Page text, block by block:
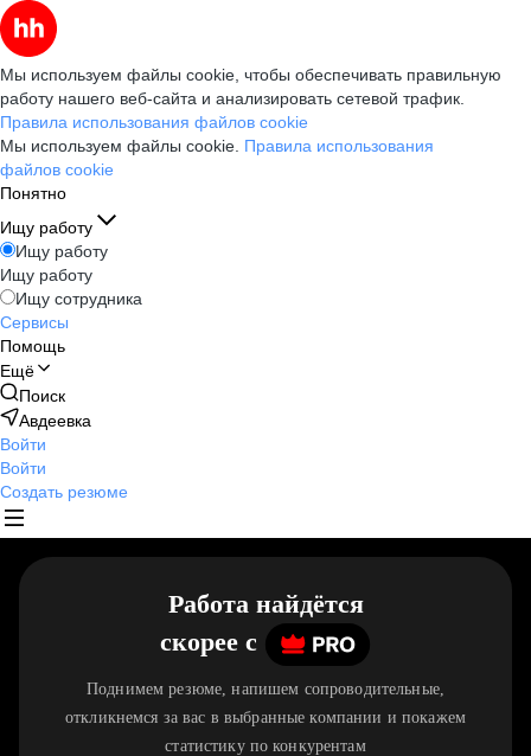
Мы используем файлы cookie, чтобы обеспечивать правильную
работу нашего веб-сайта и анализировать сетевой трафик.
Правила использования файлов cookie
Мы используем файлы cookie. Правила использования
файлов cookie
Понятно
Ищу работу
Ищу работу
Ищу работу
Ищу сотрудника
Сервисы
Помощь
Ещё
Поиск
Авдеевка
Войти
Войти
Создать резюме
Работа найдётся
скорее c
Поднимем резюме, напишем сопроводительные,
откликнемся за вас в выбранные компании и покажем
статистику по конкурентам